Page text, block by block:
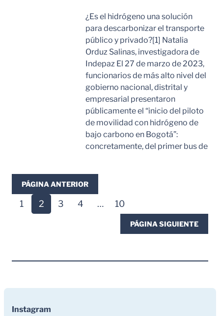
¿Es el hidrógeno una solución
para descarbonizar el transporte
público y privado?[1] Natalia
Orduz Salinas, investigadora de
Indepaz El 27 de marzo de 2023,
funcionarios de más alto nivel del
gobierno nacional, distrital y
empresarial presentaron
públicamente el “inicio del piloto
de movilidad con hidrógeno de
bajo carbono en Bogotá”:
concretamente, del primer bus de
PÁGINA ANTERIOR
1 2 3 4 … 10
PÁGINA SIGUIENTE
Instagram